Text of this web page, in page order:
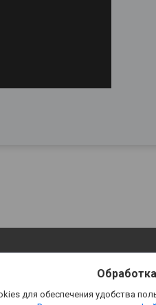
для обеспечения удобства